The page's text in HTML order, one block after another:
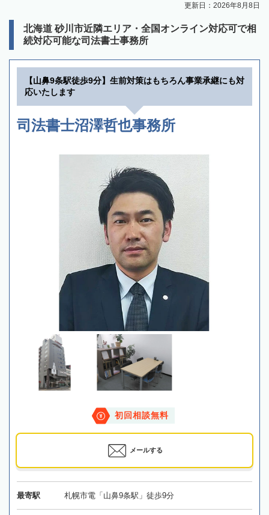
更新日：2026年8月8日
北海道 砂川市近隣エリア・全国オンライン対応可で相
続対応可能な司法書士事務所
【山鼻9条駅徒歩9分】生前対策はもちろん事業承継にも対
応いたします
司法書士沼澤哲也事務所
初回相談無料
メールする
最寄駅 札幌市電「山鼻9条駅」徒歩9分